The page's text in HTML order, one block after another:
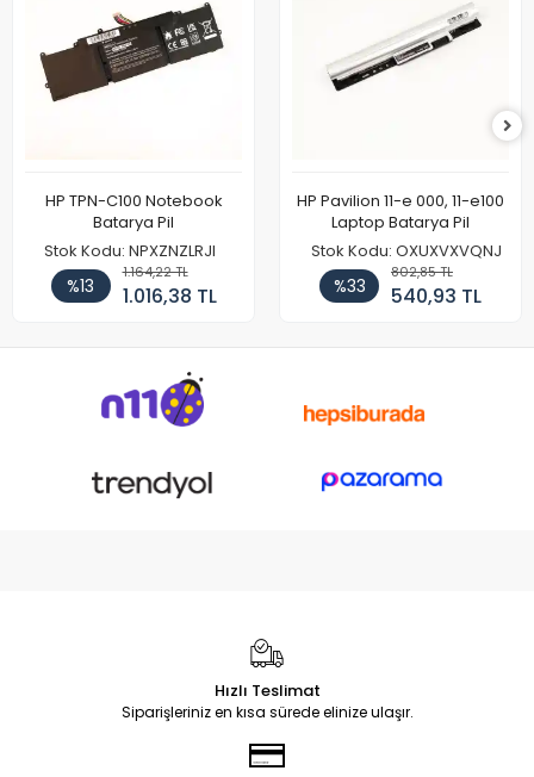
HP TPN-C100 Notebook
Batarya Pil
Stok Kodu: NPXZNZLRJI
%13
1.164,22 TL
1.016,38 TL
HP Pavilion 11-e 000, 11-e100
Laptop Batarya Pil
Stok Kodu: OXUXVXVQNJ
%33
802,85 TL
540,93 TL
Hızlı Teslimat
Siparişleriniz en kısa sürede elinize ulaşır.